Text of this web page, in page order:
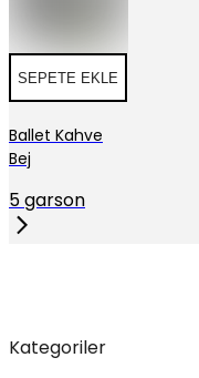
SEPETE EKLE
Ballet Kahve
Bej
5 garson
Kategoriler